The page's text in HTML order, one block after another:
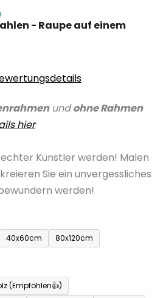
undohne Rahmen
hier
Künstler werden! Malen
Sie ein unvergessliches
werden!
40x60cm 80x120cm
(Empfohlen👍)
- Raupe auf einem